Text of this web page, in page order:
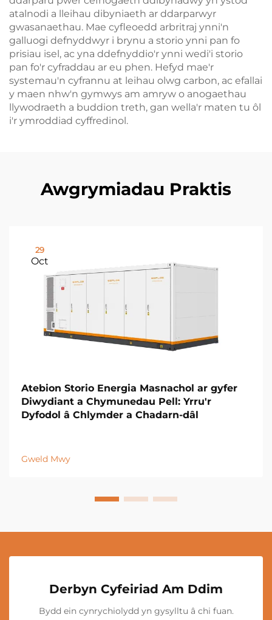
atalnodi a lleihau dibyniaeth ar ddarparwyr
gwasanaethau. Mae cyfleoedd arbritraj ynni'n
galluogi defnyddwyr i brynu a storio ynni pan fo
prisiau isel, ac yna ddefnyddio'r ynni wedi'i storio
pan fo'r cyfraddau ar eu phen. Hefyd mae'r
systemau'n cyfrannu at leihau olwg carbon, ac efallai
y maen nhw'n gymwys am amryw o anogaethau
llywodraeth a buddion treth, gan wella'r maten tu ôl
i'r ymroddiad cyffredinol.
Awgrymiadau Praktis
29
Oct
Atebion Storio Energia Masnachol ar gyfer
Diwydiant a Chymunedau Pell: Yrru'r
Dyfodol â Chlymder a Chadarn-dâl
Gweld Mwy
Derbyn Cyfeiriad Am Ddim
Bydd ein cynrychiolydd yn gysylltu â chi fuan.